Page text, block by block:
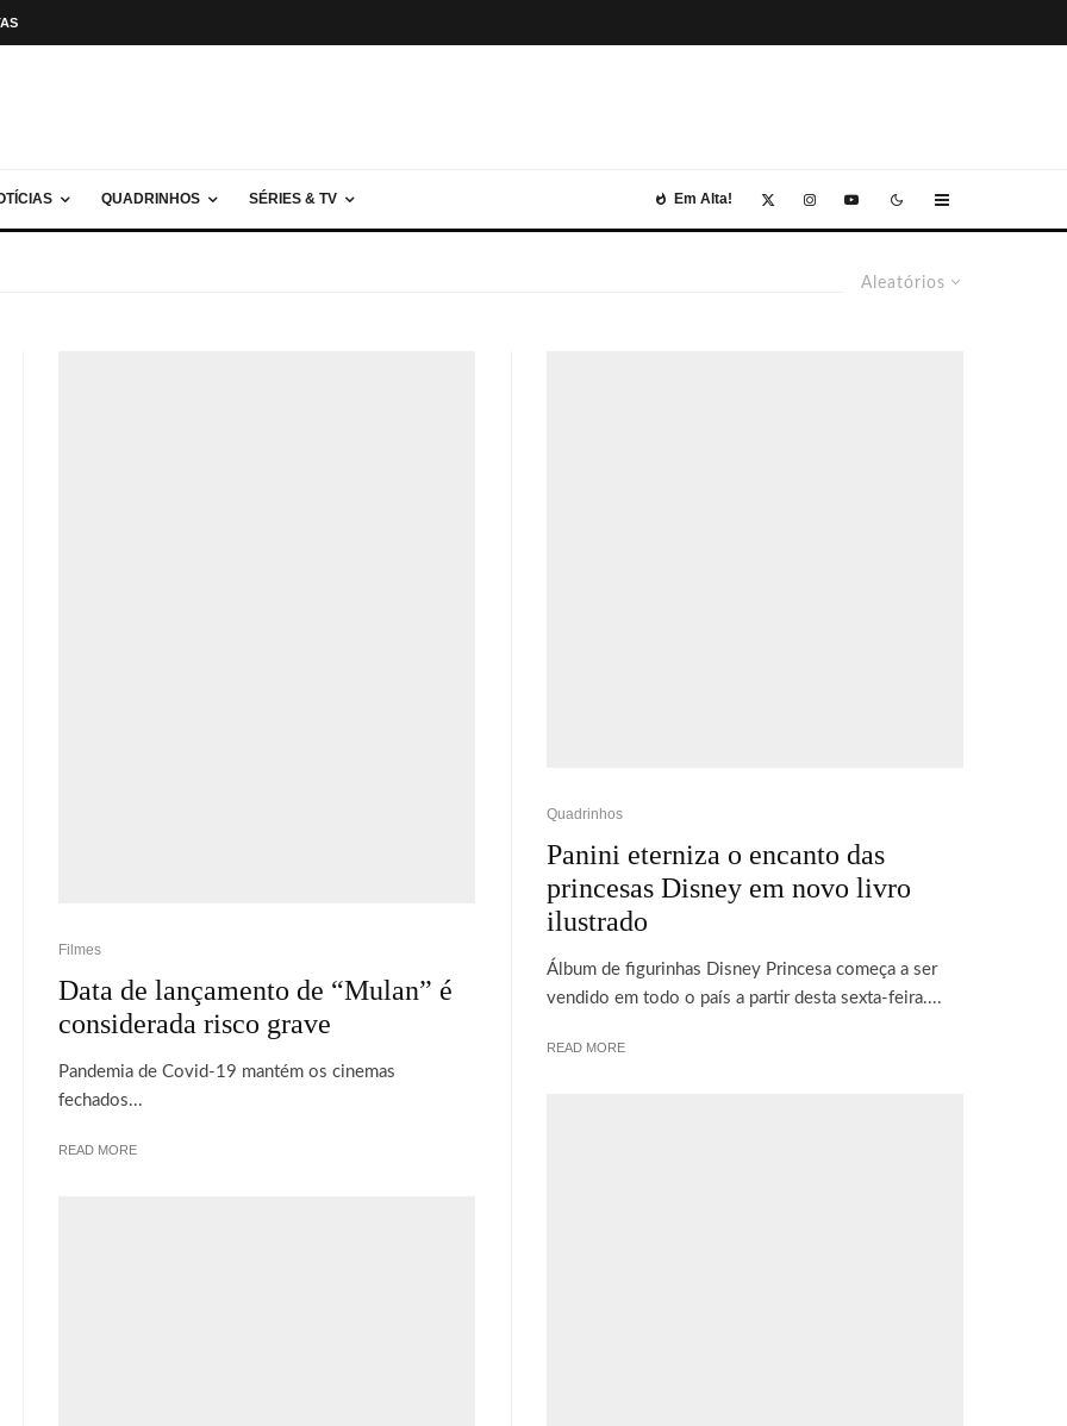
QUADRINHOS SÉRIES & TV Em Alta!
Aleatórios
Filmes
Data de lançamento de “Mulan” é
considerada risco grave
Pandemia de Covid-19 mantém os cinemas
fechados...
READ MORE
Quadrinhos
Panini eterniza o encanto das
princesas Disney em novo livro
ilustrado
Álbum de figurinhas Disney Princesa começa a ser
vendido em todo o país a partir desta sexta-feira....
READ MORE